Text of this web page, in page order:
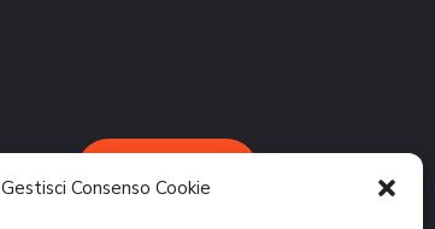
Gestisci Consenso Cookie